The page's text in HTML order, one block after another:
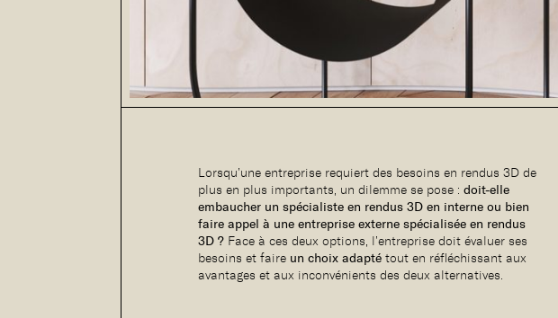
Lorsqu’une entreprise requiert des besoins en rendus 3D de
plus en plus importants, un dilemme se pose :doit-elle
embaucher un spécialiste en rendus 3D en interne ou bien
faire appel à une entreprise externe spécialisée en rendus
3D ? Face à ces deux options, l’entreprise doit évaluer ses
besoins et faire un choix adapté tout en réfléchissant aux
avantages et aux inconvénients des deux alternatives.